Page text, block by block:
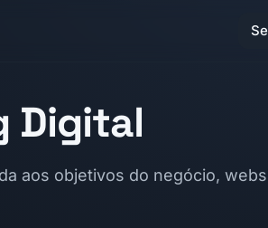
Digital
aos objetivos do negócio,